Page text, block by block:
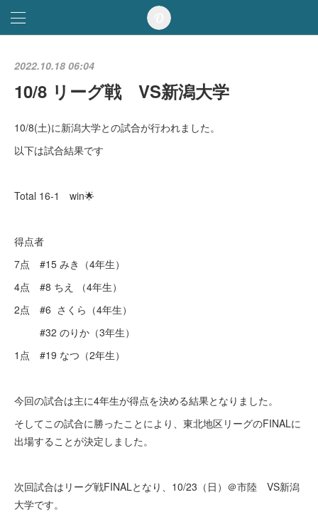
2022.10.18 06:04
10/8 リーグ戦 VS新潟大学
10/8(土)に新潟大学との試合が行われました。
以下は試合結果です
Total 16-1 win🌟
得点者
7点 #15 みき（4年生）
4点 #8 ちえ （4年生）
2点 #6 さくら（4年生）
#32 のりか（3年生）
1点 #19 なつ（2年生）
今回の試合は主に4年生が得点を決める結果となりました。
そしてこの試合に勝ったことにより、東北地区リーグのFINALに
出場することが決定しました。
次回試合はリーグ戦FINALとなり、10/23（日）＠市陸 VS新潟
大学です。